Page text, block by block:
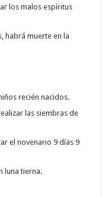
los malos espíritus
habrá muerte en la
recién nacidos.
las siembras de
el novenario 9 días 9
luna tierna.